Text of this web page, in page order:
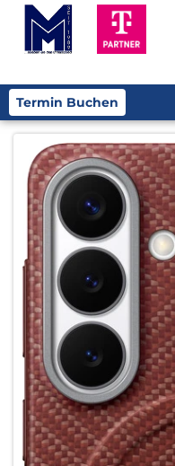
Termin Buchen